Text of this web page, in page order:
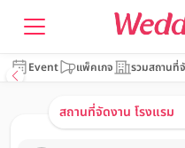
Event แพ็คเกจ รวมสถานที่
สถานที่จัดงาน โรงแรม